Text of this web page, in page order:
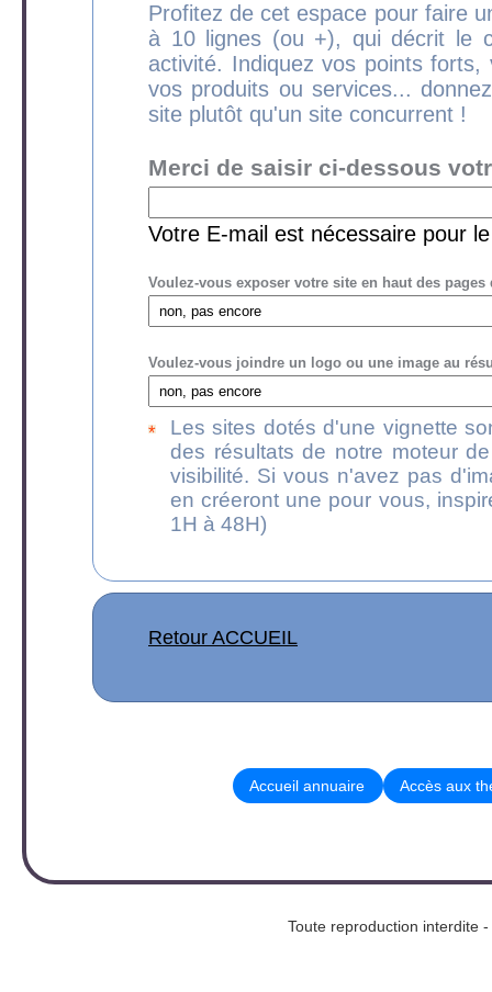
Profitez de cet espace pour faire
à 10 lignes (ou +), qui décrit le
activité. Indiquez vos points
vos produits ou services...
site plutôt qu'un site concurrent !
Merci de saisir ci-dessous
Votre E-mail est nécessaire pour
Voulez-vous exposer votre site en haut des pages
Voulez-vous joindre un logo ou une image au
Les sites dotés d'une vignette
des résultats de notre moteur
visibilité. Si vous n'avez pas
en créeront une pour vous,
1H à 48H)
Retour ACCUEIL
Accueil annuaire Accès aux
Toute reproduction interdite